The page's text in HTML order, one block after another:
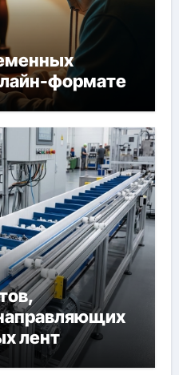
формате
лент